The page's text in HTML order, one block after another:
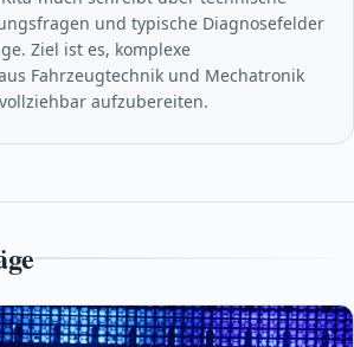
und typische Diagnosefelder
Ziel ist es, komplexe
Fahrzeugtechnik und Mechatronik
aufzubereiten.